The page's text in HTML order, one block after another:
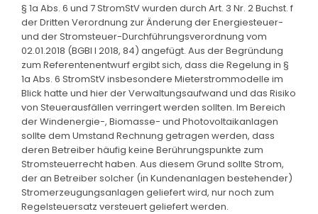
§ 1a Abs. 6 und 7 StromStV wurden durch Art. 3 Nr. 2 Buchst. f
der Dritten Verordnung zur Änderung der Energiesteuer-
und der Stromsteuer-Durchführungsverordnung vom
02.01.2018 (BGBl I 2018, 84) angefügt. Aus der Begründung
zum Referentenentwurf ergibt sich, dass die Regelung in §
1a Abs. 6 StromStV insbesondere Mieterstrommodelle im
Blick hatte und hier der Verwaltungsaufwand und das Risiko
von Steuerausfällen verringert werden sollten. Im Bereich
der Windenergie-, Biomasse- und Photovoltaikanlagen
sollte dem Umstand Rechnung getragen werden, dass
deren Betreiber häufig keine Berührungspunkte zum
Stromsteuerrecht haben. Aus diesem Grund sollte Strom,
der an Betreiber solcher (in Kundenanlagen bestehender)
Stromerzeugungsanlagen geliefert wird, nur noch zum
Regelsteuersatz versteuert geliefert werden.